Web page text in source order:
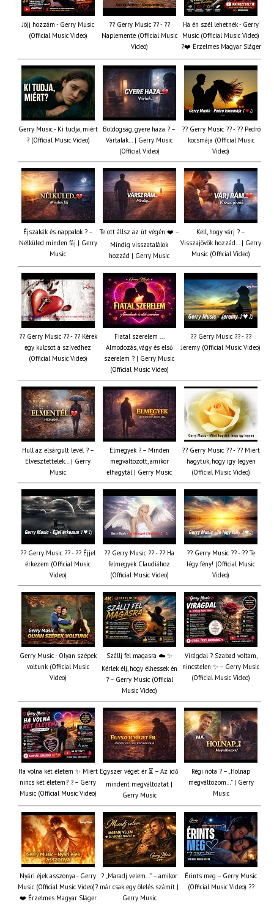
Jöjj hozzám - Gerry Music
(Official Music Video)
?? Gerry Music ?? - ??
Naplemente (Official Music
Video)
Ha én szél lehetnék - Gerry
Music (Official Music Video)
?️❤️ Érzelmes Magyar Sláger
Gerry Music - Ki tudja, miért
? (Official Music Video)
Boldogság, gyere haza ? –
Vártalak… | Gerry Music
(Official Video)
?? Gerry Music ?? - ?? Pedró
kocsmája (Official Music
Video)
Éjszakák és nappalok ? –
Nélküled minden fáj | Gerry
Music
Te ott állsz az út végén ❤️ –
Mindig visszatalálok
hozzád | Gerry Music
Kell, hogy várj ? –
Visszajövök hozzád… | Gerry
Music (Official Video)
?? Gerry Music ?? - ?? Kérek
egy kulcsot a szívedhez
(Official Music Video)
Fiatal szerelem ...
Álmodozás, vágy és első
szerelem ? | Gerry Music
(Official Music Video)
?? Gerry Music ?? - ??
Jeremy (Official Music Video)
Hull az elsárgult levél ? –
Elvesztettelek… | Gerry
Music
Elmegyek ? – Minden
megváltozott, amikor
elhagytál | Gerry Music
?? Gerry Music ?? - ?? Miért
hagytuk, hogy így legyen
(Official Music Video)
?? Gerry Music ?? - ?? Éjjel
érkezem (Official Music
Video)
?? Gerry Music ?? - ?? Ha
felmegyek Claudiához
(Official Music Video)
?? Gerry Music ?? - ?? Te
légy fény! (Official Music
Video)
Gerry Music - Olyan szépek
voltunk (Official Music
Video)
Szállj fel magasra ☁️ ✨
Kérlek élj, hogy élhessek én
? – Gerry Music (Official
Music Video)
Virágdal ? Szabad voltam,
nincstelen ✨ – Gerry Music
(Official Music Video)
Ha volna két életem ✨ Miért
nincs két életem? ? – Gerry
Music (Official Music Video)
Egyszer véget ér ⏳ – Az idő
mindent megváltoztat |
Gerry Music
Régi nóta ? – „Holnap
megváltozom…” | Gerry
Music
Nyári éjek asszonya - Gerry
Music (Official Music Video)?
❤️ Érzelmes Magyar Sláger
? „Maradj velem…” – amikor
már csak egy ölelés számít |
Gerry Music
Érints meg – Gerry Music
(Official Music Video) ??